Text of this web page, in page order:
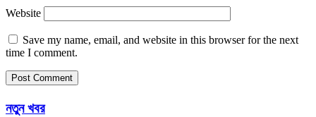
Website
Save my name, email, and website in this browser for the next
time I comment.
নতুন খবর